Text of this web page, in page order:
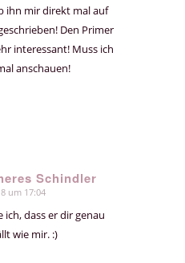
ihn mir direkt mal auf
Den Primer
interessant! Muss ich
anschauen!
Schindler
um 17:04
ich, dass er dir genau
wie mir. :)